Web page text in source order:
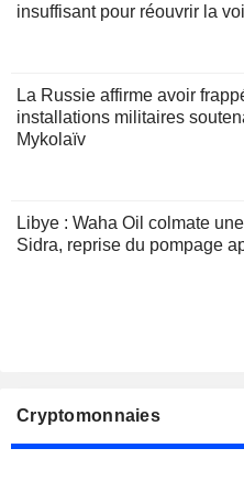
insuffisant pour réouvrir la
La Russie affirme avoir
installations militaires
Mykolaïv
Libye : Waha Oil colmate
Sidra, reprise du pompage
Cryptomonnaies